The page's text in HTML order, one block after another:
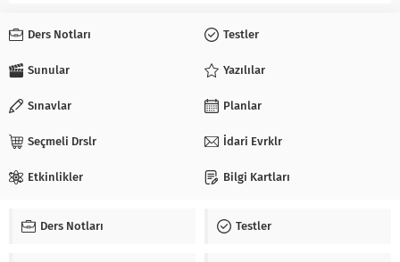
Ders Notları Testler
Sunular Yazılılar
Sınavlar Planlar
Seçmeli Drslr İdari Evrklr
Etkinlikler Bilgi Kartları
Ders Notları Testler